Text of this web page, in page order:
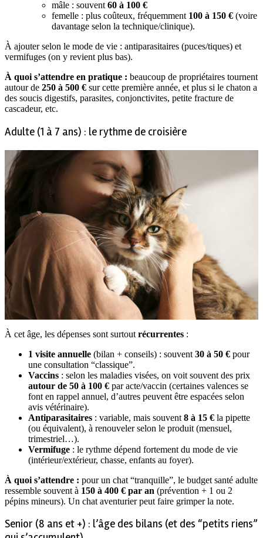
mâle : souvent 60 à 100 €
femelle : plus coûteux, fréquemment 100 à 150 € (voire
davantage selon la technique/clinique).
À ajouter selon le mode de vie : antiparasitaires (puces/tiques) et
vermifuges (on y revient plus bas).
À quoi s’attendre en pratique : beaucoup de propriétaires tournent
autour de 250 à 500 € sur cette première année, et plus si le chaton a
des soucis digestifs, parasites, conjonctivites, petite fracture de
cascadeur, etc.
Adulte (1 à 7 ans) : le rythme de croisière
À cet âge, les dépenses sont surtout récurrentes :
1 visite annuelle (bilan + conseils) : souvent 30 à 50 € pour
une consultation “classique”.
Vaccins : selon les maladies visées, on voit souvent des prix
autour de 50 à 100 € par acte/vaccin (certaines valences se
font en rappel annuel, d’autres peuvent être espacées selon
avis vétérinaire).
Antiparasitaires : variable, mais souvent 8 à 15 € la pipette
(ou équivalent), à renouveler selon le produit (mensuel,
trimestriel…).
Vermifuge : le rythme dépend fortement du mode de vie
(intérieur/extérieur, chasse, enfants au foyer).
À quoi s’attendre : pour un chat “tranquille”, le budget santé adulte
ressemble souvent à 150 à 400 € par an (prévention + 1 ou 2
pépins mineurs). Un chat aventurier peut faire grimper la note.
Senior (8 ans et +) : l’âge des bilans (et des “petits riens”